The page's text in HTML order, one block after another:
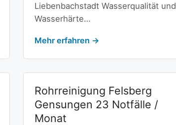
Liebenbachstadt Wasserqualität und
Wasserhärte…
Mehr erfahren →
Rohrreinigung Felsberg
Gensungen 23 Notfälle /
Monat